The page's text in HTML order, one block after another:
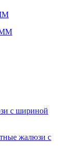
ММ
с шириной
жалюзи с